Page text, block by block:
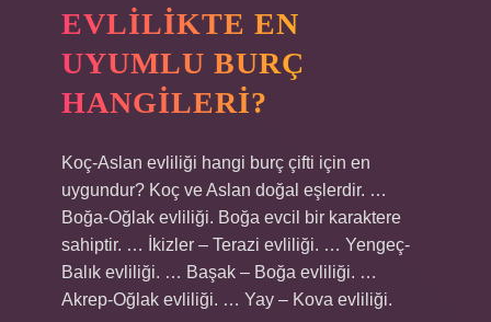
EVLILIKTE EN
UYUMLU BURÇ
HANGILERI?
Koç-Aslan evliliği hangi burç çifti için en
uygundur? Koç ve Aslan doğal eşlerdir. …
Boğa-Oğlak evliliği. Boğa evcil bir karaktere
sahiptir. … İkizler – Terazi evliliği. … Yengeç-
Balık evliliği. … Başak – Boğa evliliği. …
Akrep-Oğlak evliliği. … Yay – Kova evliliği.